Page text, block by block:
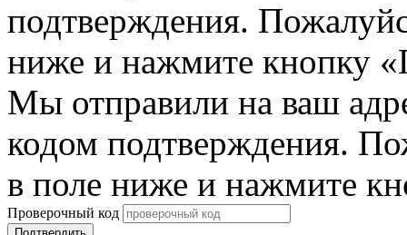
подтверждения.
ниже и нажмите кнопку
Мы отправили на ваш
кодом подтверждения.
в поле ниже и нажмите
Проверочный код